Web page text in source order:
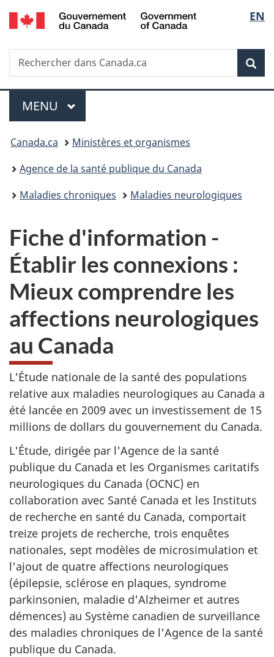
Passer
au
principal
Passer
à
Au
du
Passer
à
version
simplifiée
de
la
EN
Recherche
Rechercher
dans
Menu
MENU PRINCIPAL
Vous
êtes
ici :
Canada.ca
Ministères et organismes
Agence de la santé publique du Canada
Maladies chroniques
Maladies neurologiques
Fiche d'information -
Établir les connexions :
Mieux comprendre les
affections neurologiques
au Canada
L'Étude nationale de la santé des populations
relative aux maladies neurologiques au Canada a
été lancée en 2009 avec un investissement de 15
millions de dollars du gouvernement du Canada.
L'Étude, dirigée par l'Agence de la santé
publique du Canada et les Organismes caritatifs
neurologiques du Canada (OCNC) en
collaboration avec Santé Canada et les Instituts
de recherche en santé du Canada, comportait
treize projets de recherche, trois enquêtes
nationales, sept modèles de microsimulation et
l'ajout de quatre affections neurologiques
(épilepsie, sclérose en plaques, syndrome
parkinsonien, maladie d'Alzheimer et autres
démences) au Système canadien de surveillance
des maladies chroniques de l'Agence de la santé
publique du Canada.